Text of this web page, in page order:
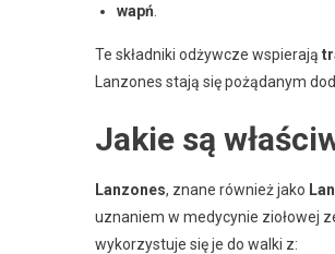
wapń
Te składniki odżywcze wspierają
Lanzones stają się pożądanym
Jakie są
Lanzones, znane również jako
uznaniem w medycynie ziołowej
wykorzystuje się je do walki z: